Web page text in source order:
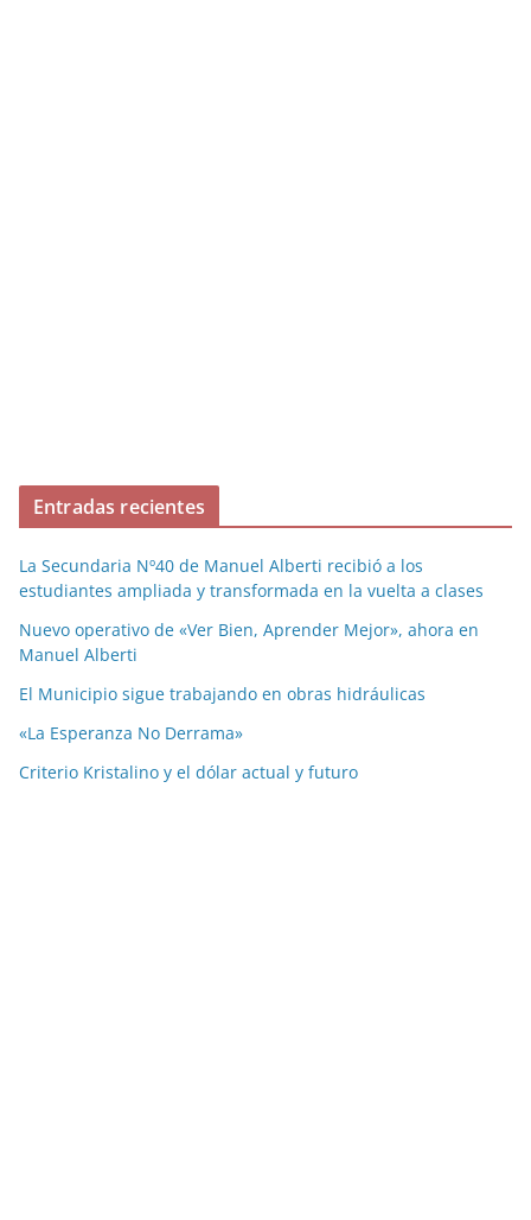
Entradas recientes
La Secundaria Nº40 de Manuel Alberti recibió a los
estudiantes ampliada y transformada en la vuelta a clases
Nuevo operativo de «Ver Bien, Aprender Mejor», ahora en
Manuel Alberti
El Municipio sigue trabajando en obras hidráulicas
«La Esperanza No Derrama»
Criterio Kristalino y el dólar actual y futuro